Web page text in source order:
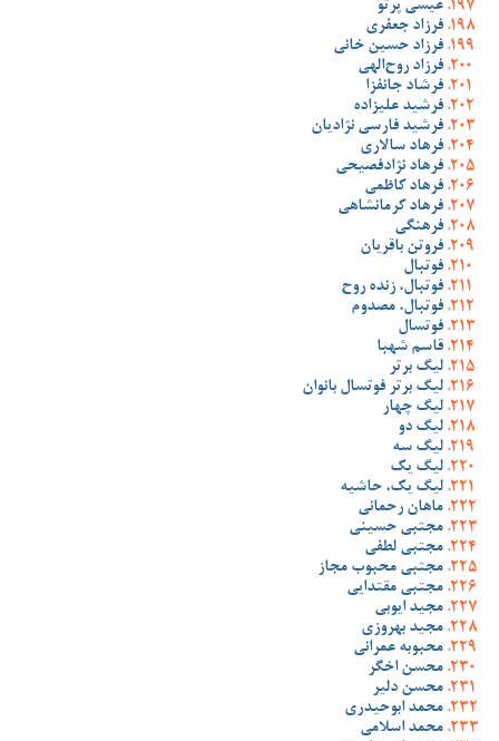
عیسی پرتو
فرزاد جعفری
فرزاد حسین خانی
فرزاد روح‌الهی
فرشاد جانفزا
فرشید علیزاده
فرشید فارسی نژادیان
فرهاد سالاری
فرهاد نژادفصیحی
فرهاد کاظمی
فرهاد کرمانشاهی
فرهنگی
فروتن باقریان
فوتبال
فوتبال، زنده روح
فوتبال، مصدوم
فوتسال
قاسم شهبا
لیگ برتر
لیگ برتر فوتسال بانوان
لیگ چهار
لیگ دو
لیگ سه
لیگ یک
لیگ یک، حاشیه
ماهان رحمانی
مجتبی حسینی
مجتبی لطفی
مجتبی محبوب مجاز
مجتبی مقتدایی
مجید ایوبی
مجید بهروزی
محبوبه عمرانی
محسن اخگر
محسن دلیر
محمد ابوحیدری
محمد اسلامی